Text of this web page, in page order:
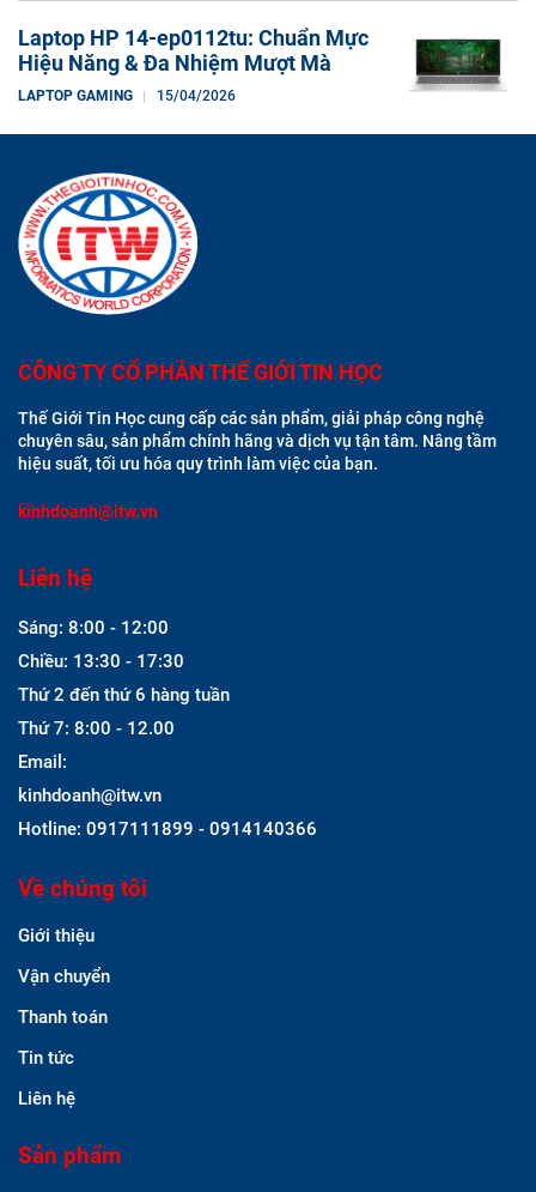
Laptop HP 14-ep0112tu: Chuẩn Mực
Hiệu Năng & Đa Nhiệm Mượt Mà
LAPTOP GAMING 15/04/2026
CÔNG TY CỔ PHẦN THẾ GIỚI TIN HỌC
Thế Giới Tin Học cung cấp các sản phẩm, giải pháp công nghệ
chuyên sâu, sản phẩm chính hãng và dịch vụ tận tâm. Nâng tầm
hiệu suất, tối ưu hóa quy trình làm việc của bạn.
kinhdoanh@itw.vn
Liên hệ
Sáng: 8:00 - 12:00
Chiều: 13:30 - 17:30
Thứ 2 đến thứ 6 hàng tuần
Thứ 7: 8:00 - 12.00
Email:
kinhdoanh@itw.vn
Hotline: 0917111899 - 0914140366
Về chúng tôi
Giới thiệu
Vận chuyển
Thanh toán
Tin tức
Liên hệ
Sản phẩm